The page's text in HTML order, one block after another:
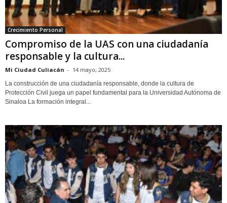
Crecimiento Personal
Compromiso de la UAS con una ciudadanía
responsable y la cultura...
Mi Ciudad Culiacán - 14 mayo, 2025
La construcción de una ciudadanía responsable, donde la cultura de
Protección Civil juega un papel fundamental para la Universidad Autónoma de
Sinaloa La formación integral...